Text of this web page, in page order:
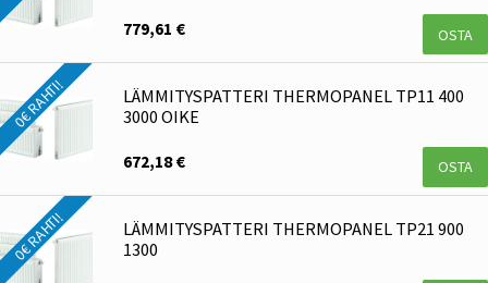
779,61 € OSTA
0€ RAHTI!
LÄMMITYSPATTERI THERMOPANEL TP11 400
3000 OIKE
672,18 € OSTA
0€ RAHTI!
LÄMMITYSPATTERI THERMOPANEL TP21 900
1300